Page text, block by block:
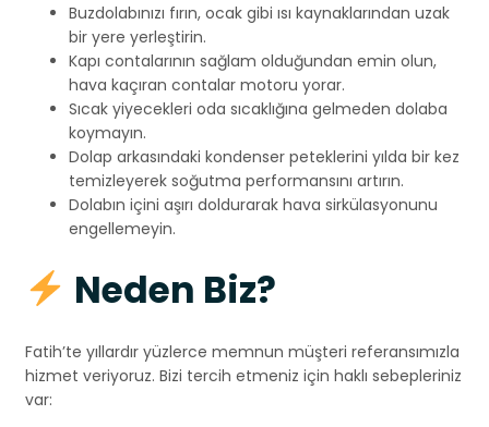
Buzdolabınızı fırın, ocak gibi ısı kaynaklarından uzak
bir yere yerleştirin.
Kapı contalarının sağlam olduğundan emin olun,
hava kaçıran contalar motoru yorar.
Sıcak yiyecekleri oda sıcaklığına gelmeden dolaba
koymayın.
Dolap arkasındaki kondenser peteklerini yılda bir kez
temizleyerek soğutma performansını artırın.
Dolabın içini aşırı doldurarak hava sirkülasyonunu
engellemeyin.
Neden Biz?
Fatih’te yıllardır yüzlerce memnun müşteri referansımızla
hizmet veriyoruz. Bizi tercih etmeniz için haklı sebepleriniz
var: